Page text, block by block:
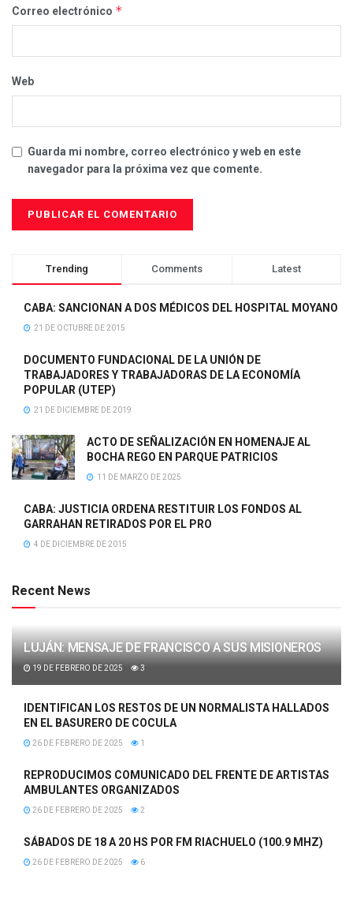
Correo electrónico *
Web
Guarda mi nombre, correo electrónico y web en este
navegador para la próxima vez que comente.
Trending Comments Latest
CABA: SANCIONAN A DOS MÉDICOS DEL HOSPITAL MOYANO
21 DE OCTUBRE DE 2015
DOCUMENTO FUNDACIONAL DE LA UNIÓN DE
TRABAJADORES Y TRABAJADORAS DE LA ECONOMÍA
POPULAR (UTEP)
21 DE DICIEMBRE DE 2019
ACTO DE SEÑALIZACIÓN EN HOMENAJE AL
BOCHA REGO EN PARQUE PATRICIOS
11 DE MARZO DE 2025
CABA: JUSTICIA ORDENA RESTITUIR LOS FONDOS AL
GARRAHAN RETIRADOS POR EL PRO
4 DE DICIEMBRE DE 2015
Recent News
LUJÁN: MENSAJE DE FRANCISCO A SUS MISIONEROS
19 DE FEBRERO DE 2025 3
IDENTIFICAN LOS RESTOS DE UN NORMALISTA HALLADOS
EN EL BASURERO DE COCULA
26 DE FEBRERO DE 2025 1
REPRODUCIMOS COMUNICADO DEL FRENTE DE ARTISTAS
AMBULANTES ORGANIZADOS
26 DE FEBRERO DE 2025 2
SÁBADOS DE 18 A 20 HS POR FM RIACHUELO (100.9 MHZ)
26 DE FEBRERO DE 2025 6